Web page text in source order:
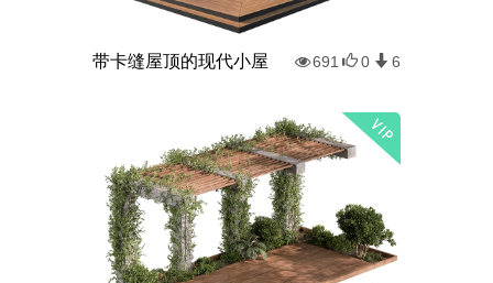
带卡缝屋顶的现代小屋 691 0 6